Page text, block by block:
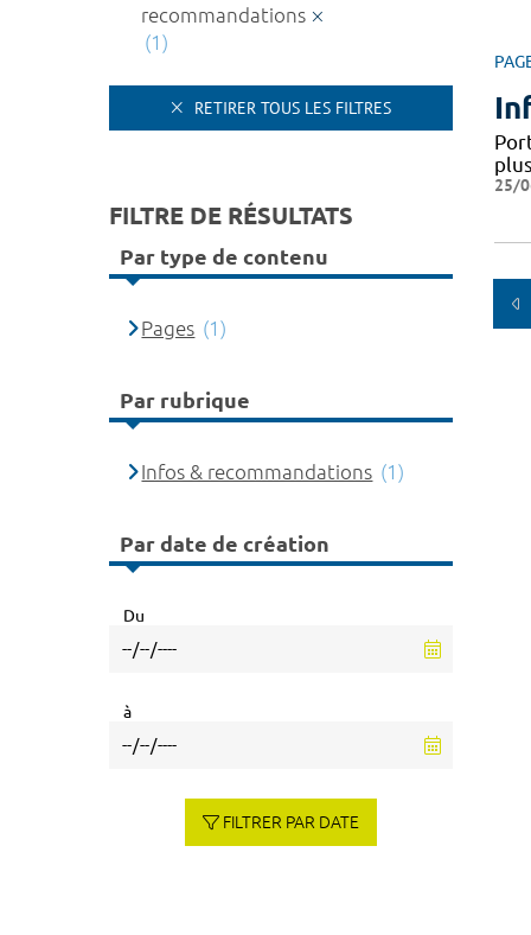
25/
recommandations
(1)
RETIRER TOUS LES FILTRES
FILTRE DE RÉSULTATS
Par type de contenu
Pages (1)
Par rubrique
Infos & recommandations (1)
Par date de création
Du
à
FILTRER PAR DATE